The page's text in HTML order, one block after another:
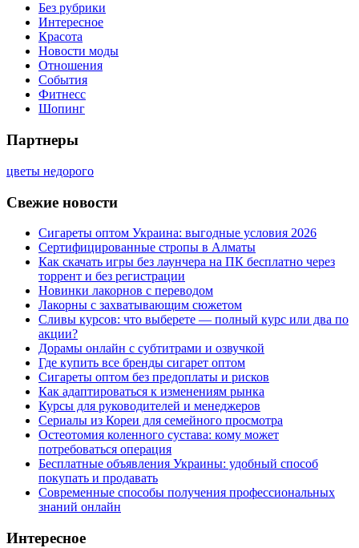
Без рубрики
Интересное
Красота
Новости моды
Отношения
События
Фитнесс
Шопинг
Партнеры
цветы недорого
Свежие новости
Сигареты оптом Украина: выгодные условия 2026
Сертифицированные стропы в Алматы
Как скачать игры без лаунчера на ПК бесплатно через
торрент и без регистрации
Новинки лакорнов с переводом
Лакорны с захватывающим сюжетом
Сливы курсов: что выберете — полный курс или два по
акции?
Дорамы онлайн с субтитрами и озвучкой
Где купить все бренды сигарет оптом
Сигареты оптом без предоплаты и рисков
Как адаптироваться к изменениям рынка
Курсы для руководителей и менеджеров
Сериалы из Кореи для семейного просмотра
Остеотомия коленного сустава: кому может
потребоваться операция
Бесплатные объявления Украины: удобный способ
покупать и продавать
Современные способы получения профессиональных
знаний онлайн
Интересное